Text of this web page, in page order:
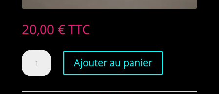
20,00 € TTC
quantité
de
Casquette
Ajouter au panier